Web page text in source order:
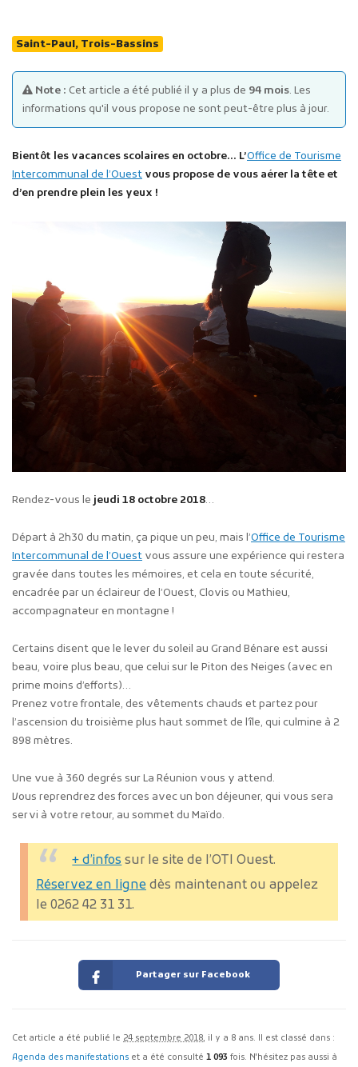
Marchés publics
Projets financés par l'Europe
Plans d'accès
Saint-Paul, Trois-Bassins
Note : Cet article a été publié il y a plus de 94 mois. Les
informations qu'il vous propose ne sont peut-être plus à jour.
Bientôt les vacances scolaires en octobre… L’Office de Tourisme
Intercommunal de l’Ouest vous propose de vous aérer la tête et
d’en prendre plein les yeux !
Rendez-vous le jeudi 18 octobre 2018…
Départ à 2h30 du matin, ça pique un peu, mais l’Office de Tourisme
Intercommunal de l’Ouest vous assure une expérience qui restera
gravée dans toutes les mémoires, et cela en toute sécurité,
encadrée par un éclaireur de l’Ouest, Clovis ou Mathieu,
accompagnateur en montagne !
Certains disent que le lever du soleil au Grand Bénare est aussi
beau, voire plus beau, que celui sur le Piton des Neiges (avec en
prime moins d’efforts)…
Prenez votre frontale, des vêtements chauds et partez pour
l’ascension du troisième plus haut sommet de l’île, qui culmine à 2
898 mètres.
Une vue à 360 degrés sur La Réunion vous y attend.
Vous reprendrez des forces avec un bon déjeuner, qui vous sera
servi à votre retour, au sommet du Maïdo.
+ d’infos sur le site de l’OTI Ouest.
Réservez en ligne dès maintenant ou appelez
le 0262 42 31 31.
Partager sur Facebook
Cet article a été publié le 24 septembre 2018, il y a 8 ans. Il est classé dans :
Agenda des manifestations et a été consulté 1 093 fois. N'hésitez pas aussi à